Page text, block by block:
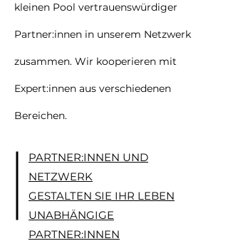
kleinen Pool vertrauenswürdiger
Partner:innen in unserem Netzwerk
zusammen. Wir kooperieren mit
Expert:innen aus verschiedenen
Bereichen.
PARTNER:INNEN UND
NETZWERK
GESTALTEN SIE IHR LEBEN
UNABHÄNGIGE
PARTNER:INNEN